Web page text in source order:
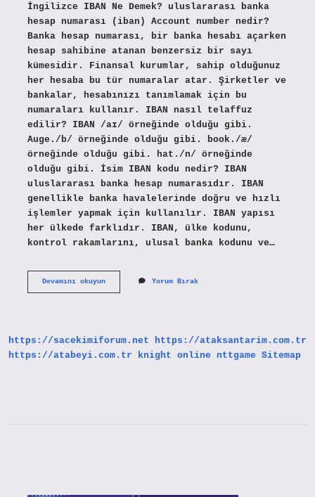
İngilizce IBAN Ne Demek? uluslararası banka
hesap numarası (iban) Account number nedir?
Banka hesap numarası, bir banka hesabı açarken
hesap sahibine atanan benzersiz bir sayı
kümesidir. Finansal kurumlar, sahip olduğunuz
her hesaba bu tür numaralar atar. Şirketler ve
bankalar, hesabınızı tanımlamak için bu
numaraları kullanır. IBAN nasıl telaffuz
edilir? IBAN /aɪ/ örneğinde olduğu gibi.
Auge./b/ örneğinde olduğu gibi. book./æ/
örneğinde olduğu gibi. hat./n/ örneğinde
olduğu gibi. İsim IBAN kodu nedir? IBAN
uluslararası banka hesap numarasıdır. IBAN
genellikle banka havalelerinde doğru ve hızlı
işlemler yapmak için kullanılır. IBAN yapısı
her ülkede farklıdır. IBAN, ülke kodunu,
kontrol rakamlarını, ulusal banka kodunu ve…
Devamını okuyunIbanın
Yorum Bırak
https://sacekimiforum.net
https://ataksantarim.com.tr
https://atabeyi.com.tr
knight online nttgame Sitemap